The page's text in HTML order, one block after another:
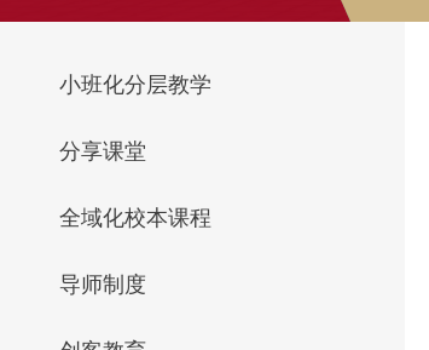
小班化分层教学
分享课堂
全域化校本课程
导师制度